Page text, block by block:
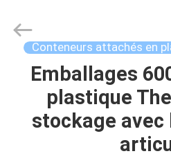
ACCUEIL
PRODUITS
Copyright
Conteneurs attachés en
Emballages
plastique
stockage avec